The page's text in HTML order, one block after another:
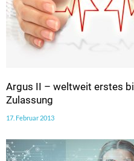
Argus II – weltweit erstes
Zulassung
17. Februar 2013